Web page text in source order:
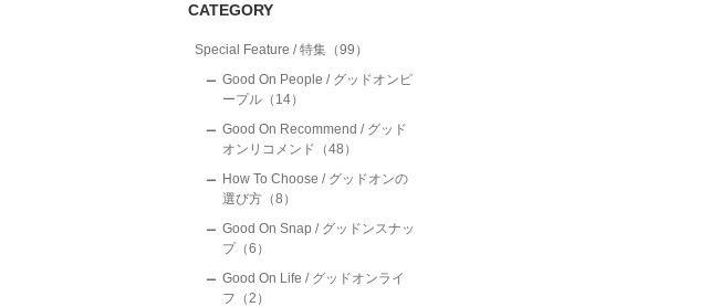
CATEGORY
Special Feature / 特集（99）
Good On People / グッドオンピ
ープル（14）
Good On Recommend / グッド
オンリコメンド（48）
How To Choose / グッドオンの
選び方（8）
Good On Snap / グッドンスナッ
プ（6）
Good On Life / グッドオンライ
フ（2）